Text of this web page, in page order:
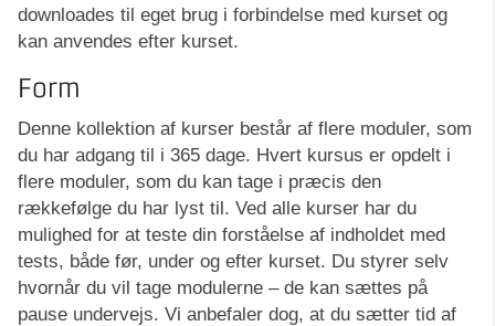
downloades til eget brug i forbindelse med kurset og
kan anvendes efter kurset.
Form
Denne kollektion af kurser består af flere moduler, som
du har adgang til i 365 dage. Hvert kursus er opdelt i
flere moduler, som du kan tage i præcis den
rækkefølge du har lyst til. Ved alle kurser har du
mulighed for at teste din forståelse af indholdet med
tests, både før, under og efter kurset. Du styrer selv
hvornår du vil tage modulerne – de kan sættes på
pause undervejs. Vi anbefaler dog, at du sætter tid af